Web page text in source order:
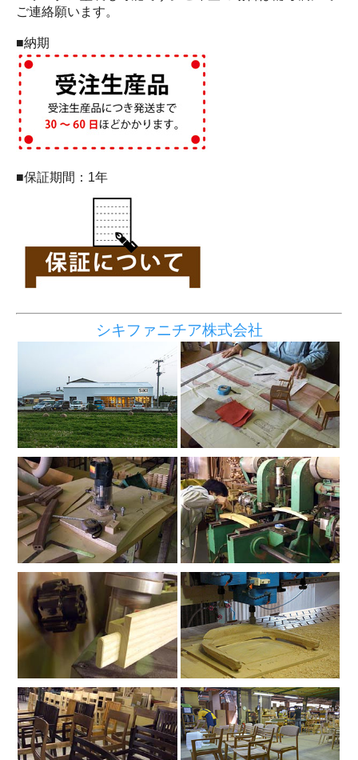
ご連絡願います。
■納期
■保証期間：1年
シキファニチア株式会社